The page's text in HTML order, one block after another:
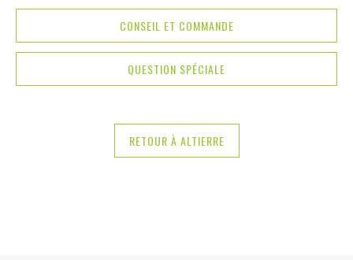
CONSEIL ET COMMANDE
QUESTION SPÉCIALE
RETOUR À ALTIERRE